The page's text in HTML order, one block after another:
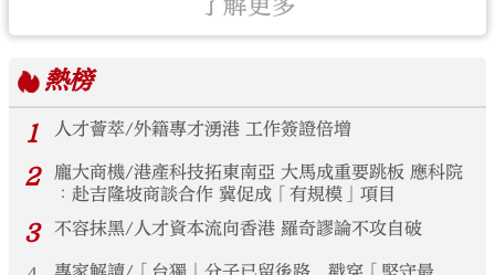
了解更多
熱榜
1
人才薈萃/外籍專才湧港 工作簽證倍增
2
龐大商機/港產科技拓東南亞 大馬成重要跳板 應科院
︰赴吉隆坡商談合作 冀促成「有規模」項目
3 不容抹黑/人才資本流向香港 羅奇謬論不攻自破